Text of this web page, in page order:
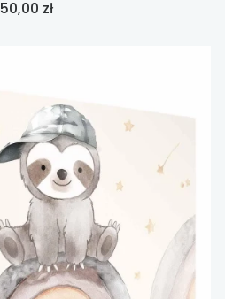
Cena
50,00 zł